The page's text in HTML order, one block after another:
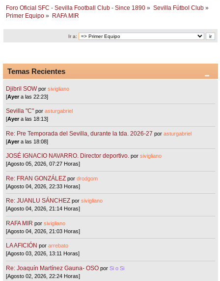
Foro Oficial SFC - Sevilla Football Club - Since 1890 » Sevilla Fútbol Club »
Primer Equipo » RAFA MIR
Ir a:
Temas Recientes
Djibril SOW porsivigliano
[Ayera las 22:23]
Sevilla "C"porasturgabriel
[Ayera las 18:13]
Re: Pre Temporada del Sevilla, durante la tda. 2026-27 porasturgabriel
[Ayera las 18:08]
JOSÉ IGNACIO NAVARRO. Director deportivo. porsivigliano
[Agosto 05, 2026, 07:27 Horas]
Re: FRAN GONZÁLEZ pordrodgom
[Agosto 04, 2026, 22:33 Horas]
Re: JUANLU SÁNCHEZ porsivigliano
[Agosto 04, 2026, 21:14 Horas]
RAFA MIR porsivigliano
[Agosto 04, 2026, 21:03 Horas]
LA AFICIÓN porarrebato
[Agosto 03, 2026, 13:11 Horas]
Re: Joaquín Martínez Gauna- OSO porSi o Si
[Agosto 02, 2026, 22:24 Horas]